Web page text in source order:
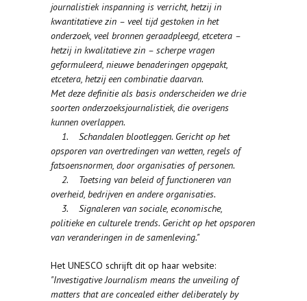
journalistiek inspanning is verricht, hetzij in
kwantitatieve zin – veel tijd gestoken in het
onderzoek, veel bronnen geraadpleegd, etcetera –
hetzij in kwalitatieve zin – scherpe vragen
geformuleerd, nieuwe benaderingen opgepakt,
etcetera, hetzij een combinatie daarvan.
Met deze definitie als basis onderscheiden we drie
soorten onderzoeksjournalistiek, die overigens
kunnen overlappen.
1. Schandalen blootleggen. Gericht op het
opsporen van overtredingen van wetten, regels of
fatsoensnormen, door organisaties of personen.
2. Toetsing van beleid of functioneren van
overheid, bedrijven en andere organisaties.
3. Signaleren van sociale, economische,
politieke en culturele trends. Gericht op het opsporen
van veranderingen in de samenleving."
Het UNESCO schrijft dit op haar website:
"Investigative Journalism means the unveiling of
matters that are concealed either deliberately by